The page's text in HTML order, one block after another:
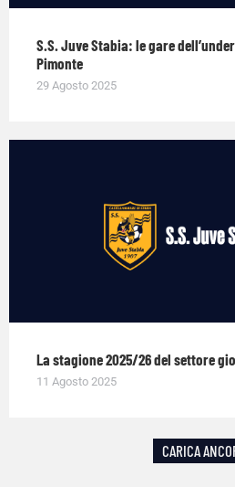
S.S. Juve Stabia: le gare
Pimonte
29 Agosto 2025
La stagione 2025/26 del settore
11 Agosto 2025
CARICA